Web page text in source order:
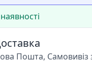
Пошта, Самовивіз